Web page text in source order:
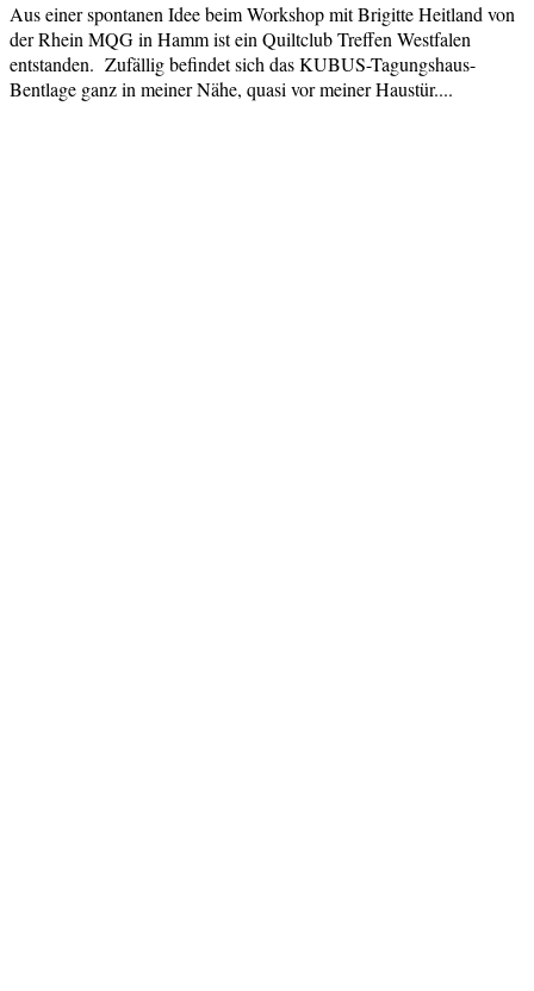
Aus einer spontanen Idee beim Workshop mit Brigitte Heitland von
der Rhein MQG in Hamm ist ein Quiltclub Treffen Westfalen
entstanden. Zufällig befindet sich das KUBUS-Tagungshaus-
Bentlage ganz in meiner Nähe, quasi vor meiner Haustür....